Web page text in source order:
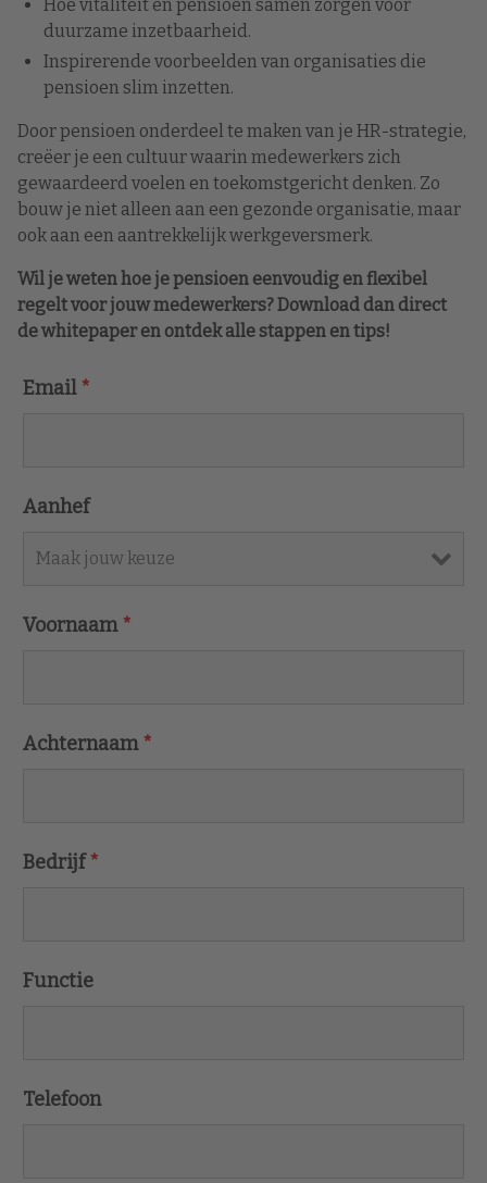
Hoe vitaliteit en pensioen samen zorgen voor
duurzame inzetbaarheid.
Inspirerende voorbeelden van organisaties die
pensioen slim inzetten.
Door pensioen onderdeel te maken van je HR-strategie,
creëer je een cultuur waarin medewerkers zich
gewaardeerd voelen en toekomstgericht denken. Zo
bouw je niet alleen aan een gezonde organisatie, maar
ook aan een aantrekkelijk werkgeversmerk.
Wil je weten hoe je pensioen eenvoudig en flexibel
regelt voor jouw medewerkers? Download dan direct
de whitepaper en ontdek alle stappen en tips!
Email *
Aanhef
Voornaam *
Achternaam *
Bedrijf*
Functie
Telefoon